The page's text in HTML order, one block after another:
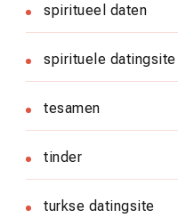
spiritueel daten
spirituele datingsite
tesamen
tinder
turkse datingsite